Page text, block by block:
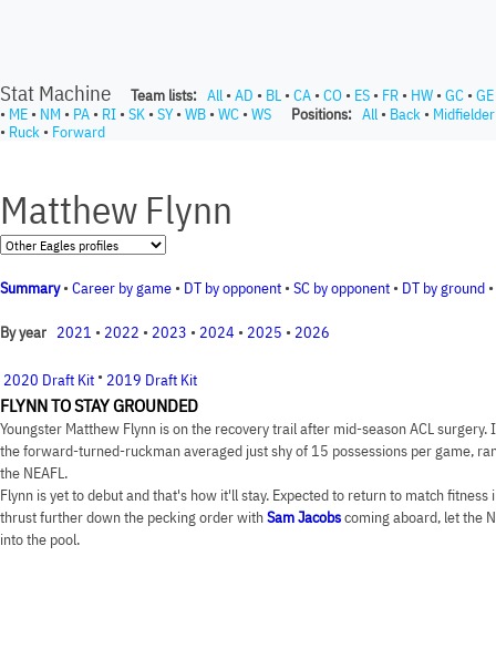
Stat Machine Team lists: All • AD • BL • CA • CO • ES • FR • HW • GC • GE
• ME • NM • PA • RI • SK • SY• WB • WC • WS Positions: All • Back • Midfielder
• Ruck • Forward